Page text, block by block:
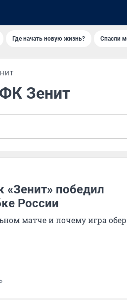
Где начать новую жизнь? Спасли
Зенит
«Зенит» победил
России
матче и почему игра